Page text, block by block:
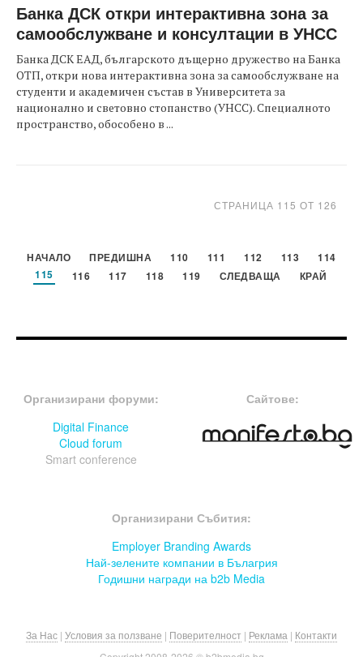
Банка ДСК откри интерактивна зона за
самообслужване и консултации в УНСС
Банка ДСК ЕАД, българското дъщерно дружество на Банка
ОТП, откри нова интерактивна зона за самообслужване на
студенти и академичен състав в Университета за
национално и световно стопанство (УНСС). Специалното
пространство, обособено в ...
СТРАНИЦА 115 ОТ 126
НАЧАЛО ПРЕДИШНА 110 111 112 113
114
115
116 117 118 119 СЛЕДВАЩА КРАЙ
Организирани форуми:
Digital Finance
Cloud forum
Smart conference
Сайтове:
Организирани Събития:
Employer Branding Awards
Най-зелените компании в Бълагрия
Годишни награди на b2b Media
За Нас | Условия за ползване | Поверителност | Реклама | Контакти